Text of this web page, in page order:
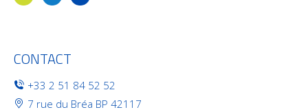
CONTACT
+33 2 51 84 52 52
7 rue du Bréa BP 42117